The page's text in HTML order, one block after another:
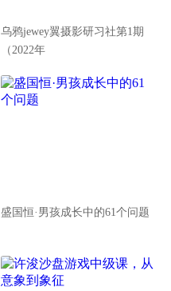
乌鸦jewey翼摄影研习社第1期
（2022年
盛国恒·男孩成长中的61个问题